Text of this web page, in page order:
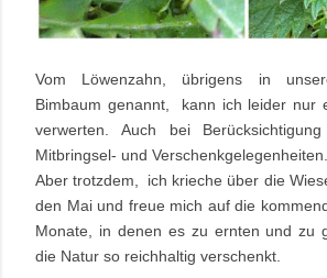
Vom Löwenzahn, übrigens in
Bimbaum genannt, kann ich leider nur
verwerten. Auch bei
Mitbringsel- und Verschenkgelegenheiten.
Aber trotzdem, ich krieche über die
den Mai und freue mich auf die
Monate, in denen es zu ernten und zu
die Natur so reichhaltig verschenkt.